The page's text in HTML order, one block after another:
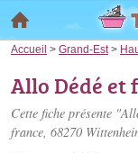
Accueil > Grand-Est >
Allo Dédé et
Cette fiche présente
france, 68270